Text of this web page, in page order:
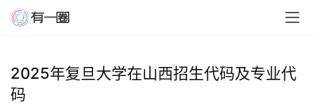
2025年复旦大学在山西招生代码及专业代
码